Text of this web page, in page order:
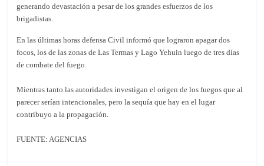
generando devastación a pesar de los grandes esfuerzos de los
brigadistas.
En las últimas horas defensa Civil informó que lograron apagar dos
focos, los de las zonas de Las Termas y Lago Yehuin luego de tres días
de combate del fuego.
Mientras tanto las autoridades investigan el origen de los fuegos que al
parecer serían intencionales, pero la sequía que hay en el lugar
contribuyo a la propagación.
FUENTE: AGENCIAS